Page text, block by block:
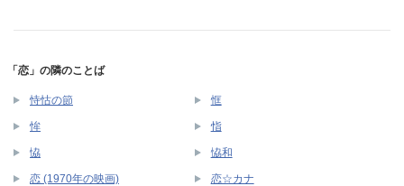
「恋」の隣のことば
恃怙の節 恇
恈 恉
恊 恊和
恋 (1970年の映画) 恋☆カナ